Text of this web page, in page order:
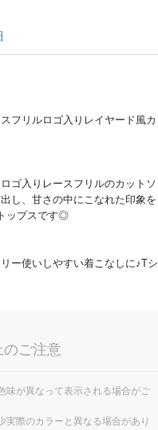
フリルロゴ入りレイヤード風カ
ゴ入りレースフリルのカットソ
し、甘さの中にこなれた印象を
ップスです◎
ー使いしやすい着こなしに♪Tシ
のご注意
味が異なって表示される場合がご
実際のカラーと異なる場合があり